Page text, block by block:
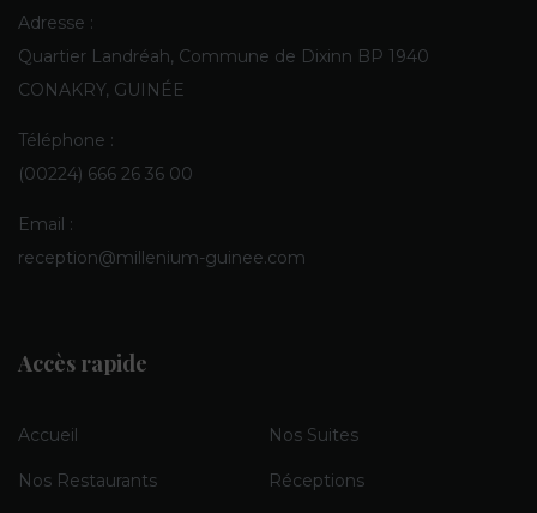
Adresse :
Quartier Landréah, Commune de Dixinn BP 1940
CONAKRY, GUINÉE
Téléphone :
(00224) 666 26 36 00
Email :
reception@millenium-guinee.com
Accès rapide
Accueil Nos Suites
Nos Restaurants Réceptions